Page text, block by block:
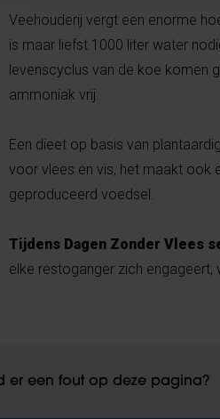
Veehouderij vergt een enorme
is maar liefst 1000 liter water
levenscyclus van de koe komen
ammoniak vrij.
Een dieet op basis van
voor vlees en vis, het maakt ook
geproduceerd voedsel.
Tijdens Dagen Zonder Vlees
elke restoganger zich engageert,
er een fout op deze pagina?